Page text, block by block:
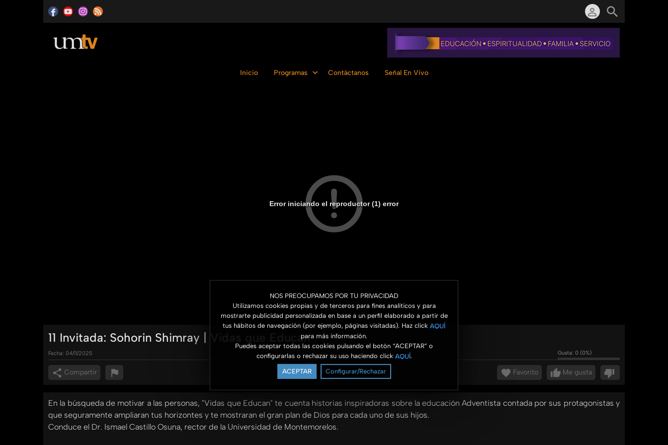
NOS PREOCUPAMOS POR TU PRIVACIDAD
Utilizamos cookies propias y de terceros para fines analíticos y para
mostrarte publicidad personalizada en base a un perfil elaborado a partir de
tus hábitos de navegación (por ejemplo, páginas visitadas). Haz click AQUÍ
para más información.
Puedes aceptar todas las cookies pulsando el botón “ACEPTAR” o
configurarlas o rechazar su uso haciendo click AQUÍ.
ACEPTAR Configurar/Rechazar
Inicio Programas Contáctanos Señal En Vivo
Error iniciando el reproductor (1) error
11 Invitada: Sohorin Shimray | Vidas que Educan
Fecha: 04/11/2025 Gusta: 0 (0%)
Compartir Me gusta
Favorito
En la búsqueda de motivar a las personas, "Vidas que Educan" te cuenta historias inspiradoras sobre la educación Adventista contada por sus protagonistas y
que seguramente ampliaran tus horizontes y te mostraran el gran plan de Dios para cada uno de sus hijos.
Conduce el Dr. Ismael Castillo Osuna, rector de la Universidad de Montemorelos.